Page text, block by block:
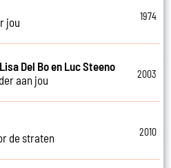
jou
1974
Del Bo en Luc Steeno
aan jou
2003
de straten
2010